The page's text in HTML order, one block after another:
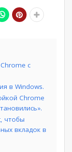
с
в Windows.
Chrome
чтобы
вкладок в